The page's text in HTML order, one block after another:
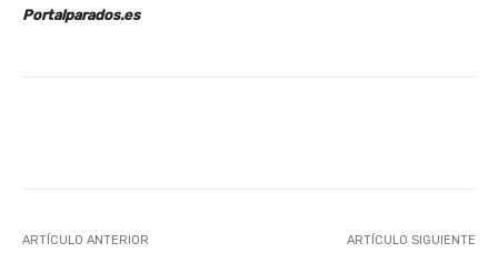
Portalparados.es
ARTÍCULO ANTERIOR ARTÍCULO SIGUIENTE